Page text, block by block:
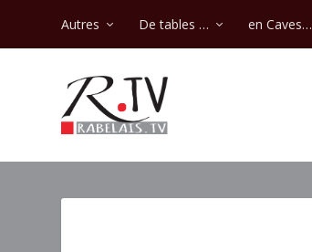
Autres De tables … en Caves…